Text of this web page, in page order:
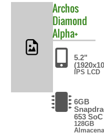
Archos
Diamond
Alpha+
5.2"
IPS LCD
6GB
653 SoC
128GB